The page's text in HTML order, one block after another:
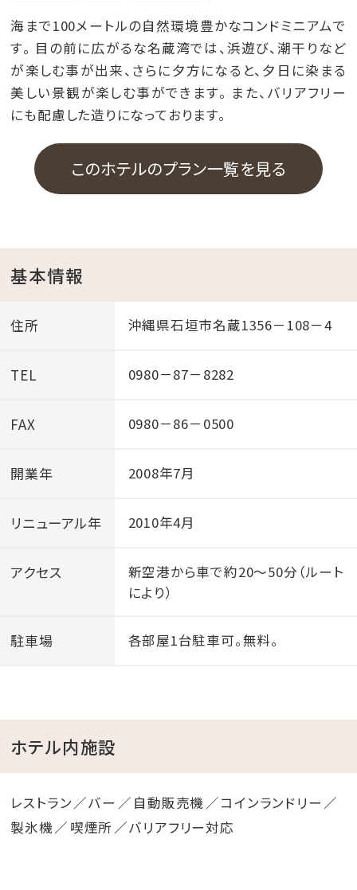
海まで100メートルの自然環境豊かなコンドミニアムで
す。 目の前に広がるな名蔵湾では、浜遊び、潮干りなど
が楽しむ事が出来、さらに夕方になると、夕日に染まる
美しい景観が楽しむ事ができます。 また、バリアフリー
にも配慮した造りになっております。
このホテルのプラン一覧を見る
基本情報
住所 沖縄県石垣市名蔵1356－108－4
TEL 0980－87－8282
FAX 0980－86－0500
開業年 2008年7月
リニューアル年 2010年4月
アクセス
新空港から車で約20～50分（ルート
により）
駐車場 各部屋1台駐車可。無料。
ホテル内施設
レストラン バー 自動販売機
コインランドリー
製氷機
喫煙所 バリアフリー対応